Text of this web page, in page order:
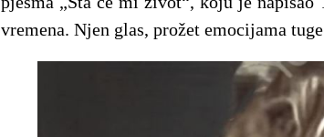
vremena. Njen glas, prožet emocijama